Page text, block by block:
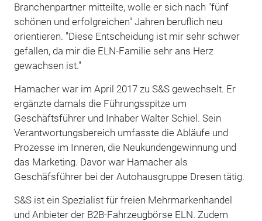
Branchenpartner mitteilte, wolle er sich nach "fünf
schönen und erfolgreichen" Jahren beruflich neu
orientieren. "Diese Entscheidung ist mir sehr schwer
gefallen, da mir die ELN-Familie sehr ans Herz
gewachsen ist."
Hamacher war im April 2017 zu S&S gewechselt. Er
ergänzte damals die Führungsspitze um
Geschäftsführer und Inhaber Walter Schiel. Sein
Verantwortungsbereich umfasste die Abläufe und
Prozesse im Inneren, die Neukundengewinnung und
das Marketing. Davor war Hamacher als
Geschäfsführer bei der Autohausgruppe Dresen tätig.
S&S ist ein Spezialist für freien Mehrmarkenhandel
und Anbieter der B2B-Fahrzeugbörse ELN. Zudem